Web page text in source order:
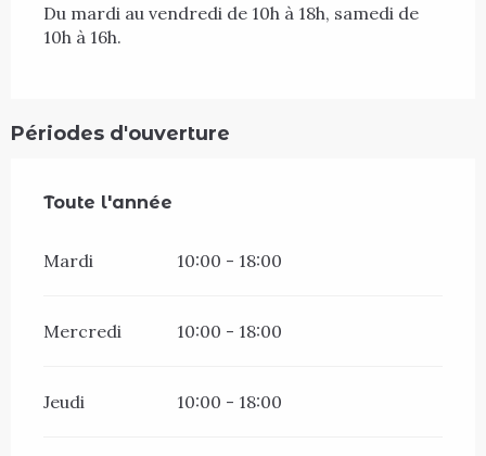
Du mardi au vendredi de 10h à 18h, samedi de
10h à 16h.
Périodes d'ouverture
Toute l'année
Toute l'année
Mardi 10:00 - 18:00
Mercredi 10:00 - 18:00
Jeudi 10:00 - 18:00